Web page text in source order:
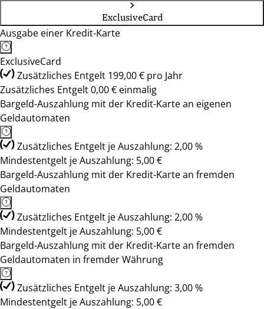
ExclusiveCard
Ausgabe einer Kredit-Karte
ExclusiveCard
Zusätzliches Entgelt 199,00 € pro Jahr
Zusätzliches Entgelt 0,00 € einmalig
Bargeld-Auszahlung mit der Kredit-Karte an eigenen
Geldautomaten
Zusätzliches Entgelt je Auszahlung: 2,00 %
Mindestentgelt je Auszahlung: 5,00 €
Bargeld-Auszahlung mit der Kredit-Karte an fremden
Geldautomaten
Zusätzliches Entgelt je Auszahlung: 2,00 %
Mindestentgelt je Auszahlung: 5,00 €
Bargeld-Auszahlung mit der Kredit-Karte an fremden
Geldautomaten in fremder Währung
Zusätzliches Entgelt je Auszahlung: 3,00 %
Mindestentgelt je Auszahlung: 5,00 €